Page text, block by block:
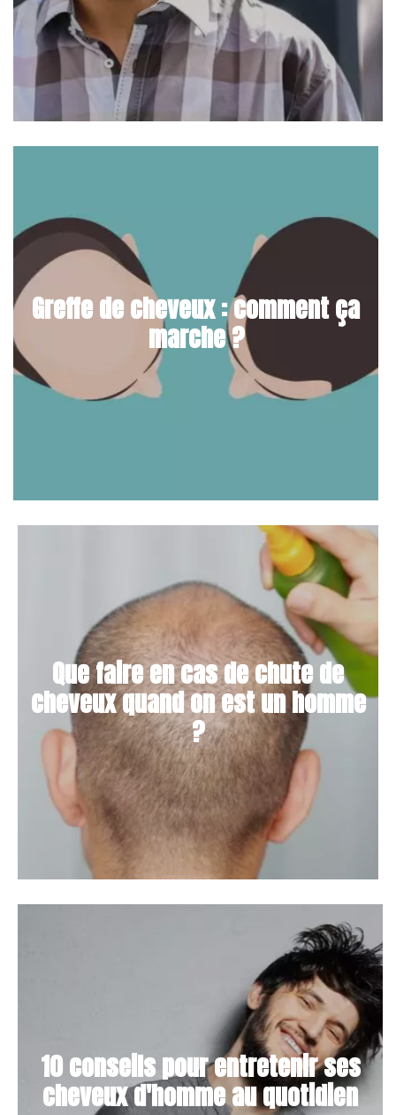
Greffe de cheveux : comment ça
marche ?
Que faire en cas de chute de
cheveux quand on est un homme
?
10 conseils pour entretenir ses
cheveux d'homme au quotidien